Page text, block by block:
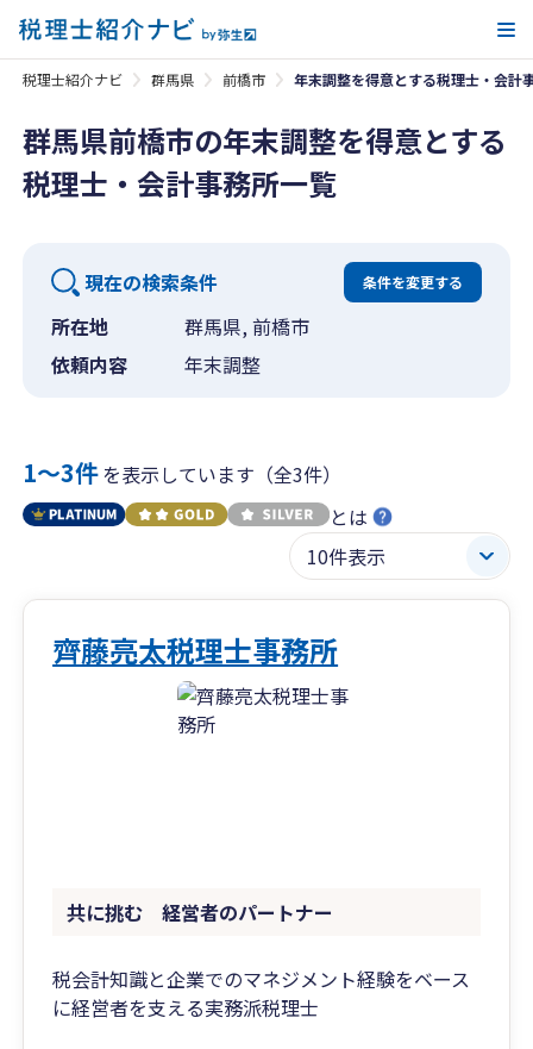
税理士紹介ナビ 群馬県 前橋市 年末調整を得意とする税理士・会計
群馬県前橋市の年末調整を得意とする
税理士・会計事務所一覧
現在の検索条件 条件を変更する
所在地
群馬県, 前橋市
依頼内容
年末調整
1〜3件を表示しています（全3件）
とは
齊藤亮太税理士事務所
共に挑む 経営者のパートナー
税会計知識と企業でのマネジメント経験をベース
に経営者を支える実務派税理士